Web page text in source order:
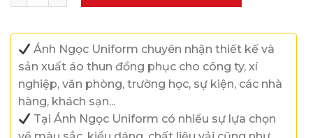
Ánh Ngọc Uniform chuyên nhận thiết kế và
sản xuất áo thun đồng phục cho công ty, xí
nghiệp, văn phòng, trường học, sự kiện, các nhà
hàng, khách sạn...
Tại Ánh Ngọc Uniform có nhiều sự lựa chọn